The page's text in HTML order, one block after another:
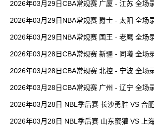
2026年03月29日CBA常规赛 广厦 - 江苏 全场
2026年03月29日NBA常规赛 爵士 - 太阳 全场
2026年03月29日NBA常规赛 国王 - 老鹰 全场
2026年03月28日CBA常规赛 新疆 - 同曦 全场
2026年03月28日CBA常规赛 北控 - 宁波 全场
2026年03月28日CBA常规赛 广州 - 辽宁 全场
2026年03月28日 NBL季后赛 长沙勇胜 VS 合
2026年03月28日 NBL季后赛 山东蜜獾 VS 上